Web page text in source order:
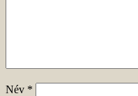
Név *